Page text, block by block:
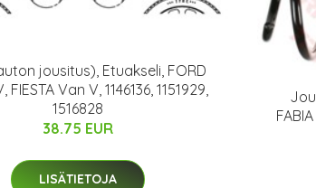
jousitus), Etuakseli, FORD
FIESTA Van V, 1146136, 1151929,
1516828
38.75 EUR
LISÄTIETOJA